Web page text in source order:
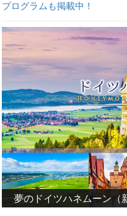
プログラムも掲載中！
夢のドイツハネムーン（